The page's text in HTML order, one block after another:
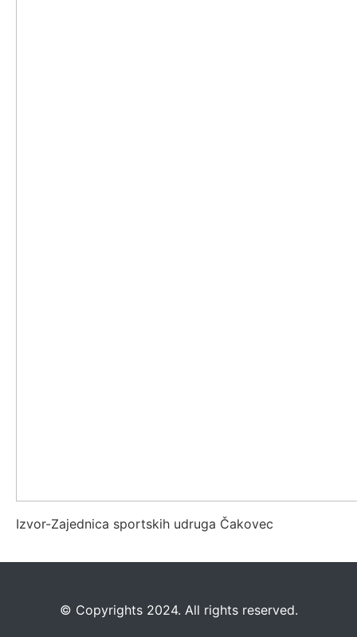
Izvor-Zajednica sportskih udruga Čakovec
©️ Copyrights 2024. All rights reserved.